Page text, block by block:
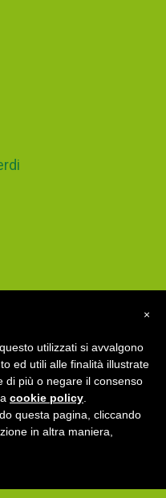
×
utilizzati si avvalgono
ed utili alle finalità illustrate
di più o negare il consenso
cookie policy
questa pagina, cliccando
in altra maniera,